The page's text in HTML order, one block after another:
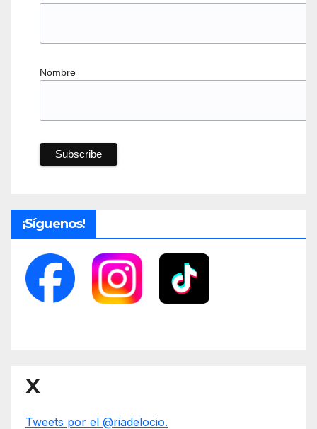
Nombre
¡Síguenos!
X
Tweets por el @riadelocio.